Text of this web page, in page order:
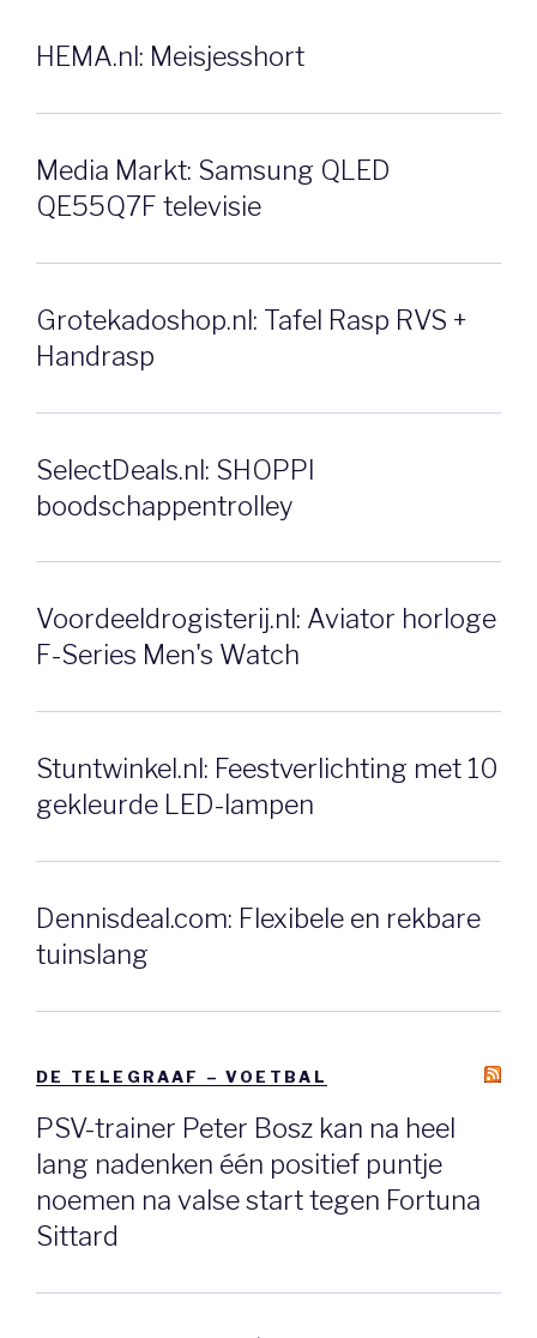
HEMA.nl: Meisjesshort
Media Markt: Samsung QLED
QE55Q7F televisie
Grotekadoshop.nl: Tafel Rasp RVS +
Handrasp
SelectDeals.nl: SHOPPI
boodschappentrolley
Voordeeldrogisterij.nl: Aviator horloge
F-Series Men's Watch
Stuntwinkel.nl: Feestverlichting met 10
gekleurde LED-lampen
Dennisdeal.com: Flexibele en rekbare
tuinslang
DE TELEGRAAF – VOETBAL
PSV-trainer Peter Bosz kan na heel
lang nadenken één positief puntje
noemen na valse start tegen Fortuna
Sittard